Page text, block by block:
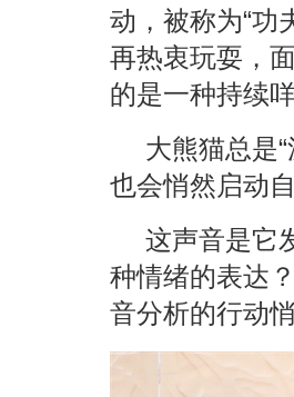
动，被称为“功
再热衷玩耍，
的是一种持续咩
大熊猫总是
也会悄然启动
这声音是它
种情绪的表达
音分析的行动